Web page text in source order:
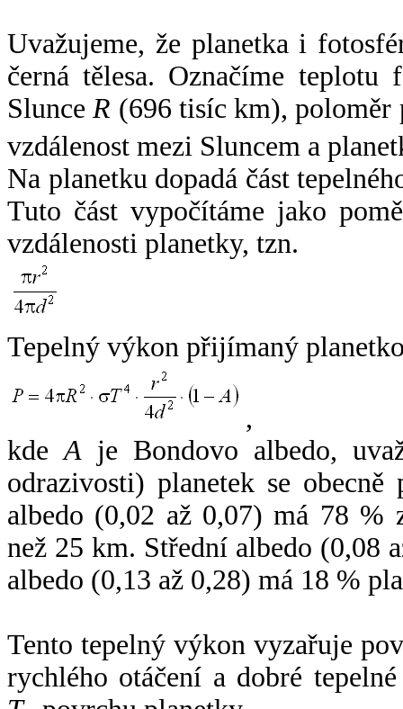
Uvažujeme, že planetka i
černá tělesa. Označíme
SlunceR (696 tisíc km),
vzdálenost mezi Sluncem a
Na planetku dopadá část
Tuto část vypočítáme jako
vzdálenosti planetky, tzn.
Tepelný výkon přijímaný
,
kdeA je Bondovo albedo,
odrazivosti) planetek se
albedo (0,02 až 0,07) má 78 %
než 25 km. Střední albedo (0,08
albedo (0,13 až 0,28) má 18 %
Tento tepelný výkon vyzařuje
rychlého otáčení a dobré